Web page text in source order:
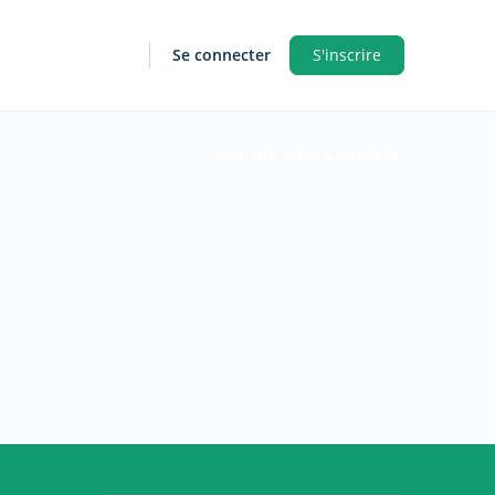
Se connecter S'inscrire